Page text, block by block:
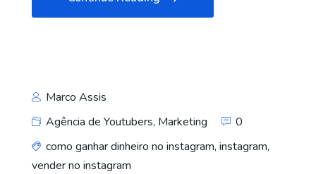
Marco Assis
Agência de Youtubers, Marketing
0
como ganhar dinheiro no instagram, instagram,
vender no instagram